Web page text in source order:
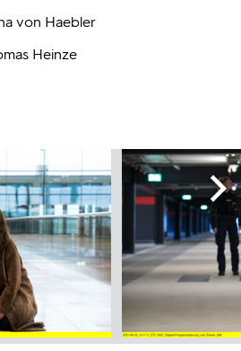
von Haebler
Heinze